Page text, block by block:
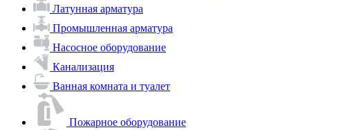
Латунная арматура
Промышленная арматура
Насосное оборудование
Канализация
Ванная комната и туалет
Пожарное оборудование